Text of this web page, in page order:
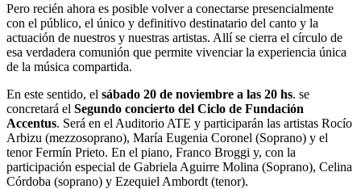
Pero recién ahora es posible volver a conectarse presencialmente
con el público, el único y definitivo destinatario del canto y la
actuación de nuestros y nuestras artistas. Allí se cierra el círculo de
esa verdadera comunión que permite vivenciar la experiencia única
de la música compartida.
En este sentido, el sábado 20 de noviembre a las 20 hs. se
concretará el Segundo concierto del Ciclo de Fundación
Accentus. Será en el Auditorio ATE y participarán las artistas Rocío
Arbizu (mezzosoprano), María Eugenia Coronel (Soprano) y el
tenor Fermín Prieto. En el piano, Franco Broggi y, con la
participación especial de Gabriela Aguirre Molina (Soprano), Celina
Córdoba (soprano) y Ezequiel Ambordt (tenor).